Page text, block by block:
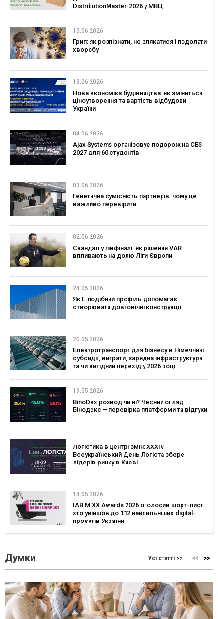
DistributionMaster-2026 у МВЦ
15.06.2026
Грип: як розпізнати, не злякатися і подолати
хворобу
13.06.2026
Нова економіка будівництва: як зміниться
ціноутворення та вартість відбудови
України
04.06.2026
Ajax Systems організовує подорож на CES
2027 для 60 студентів
03.06.2026
Генетична сумісність партнерів: чому це
важливо перевірити
02.06.2026
Скандал у півфіналі: як рішення VAR
впливають на долю Ліги Європи
24.05.2026
Як L-подібний профіль допомагає
створювати довговічні конструкції
20.05.2026
Електротранспорт для бізнесу в Німеччині:
субсидії, витрати, зарядна інфраструктура
та чи вигідний перехід у 2026 році
19.05.2026
BinoDex розвод чи ні? Чесний огляд
Бінодекс – перевірка платформи та відгуки
Логістика в центрі змін: XXXIV
Всеукраїнський День Логіста збере
лідерів ринку в Києві
14.05.2026
IAB MIXX Awards 2026 оголосив шорт-лист:
хто увійшов до 112 найсильніших digital-
проєктів України
Думки Усі статті >>